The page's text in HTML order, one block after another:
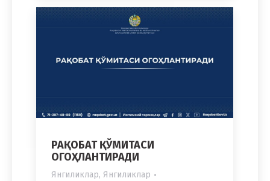
РАҚОБАТ ҚЎМИТАСИ
ОГОҲЛАНТИРАДИ
Янгиликлар, Янгиликлар